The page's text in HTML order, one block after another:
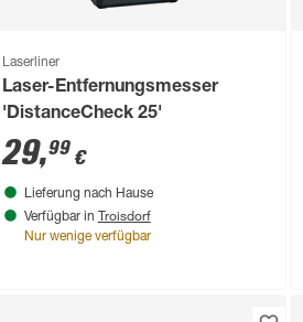
Laserliner
Laser-Entfernungsmesser
'DistanceCheck 25'
29,99€
Lieferung nach Hause
Verfügbar in Troisdorf
Nur wenige verfügbar